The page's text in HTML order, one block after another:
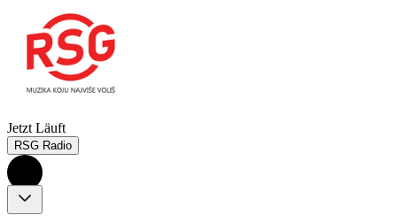
Jetzt Läuft
RSG Radio